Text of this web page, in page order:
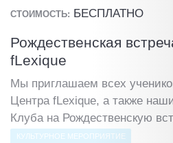
СТОИМОСТЬ: БЕСПЛАТНО
Рождественская
fLexique
Мы приглашаем всех
Центра fLexique, а также
Клуба на Рождественскую
КУЛЬТУРНОЕ МЕРОПРИЯТИЕ